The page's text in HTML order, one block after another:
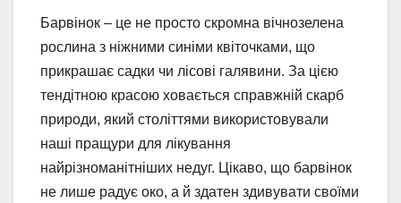
Барвінок – це не просто скромна вічнозелена
рослина з ніжними синіми квіточками, що
прикрашає садки чи лісові галявини. За цією
тендітною красою ховається справжній скарб
природи, який століттями використовували
наші пращури для лікування
найрізноманітніших недуг. Цікаво, що барвінок
не лише радує око, а й здатен здивувати своїми